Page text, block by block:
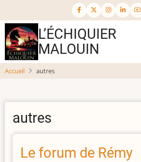
au
contenu
principal
L’ÉCHIQUIER
MALOUIN
Accueil autres
autres
Le forum de Rémy